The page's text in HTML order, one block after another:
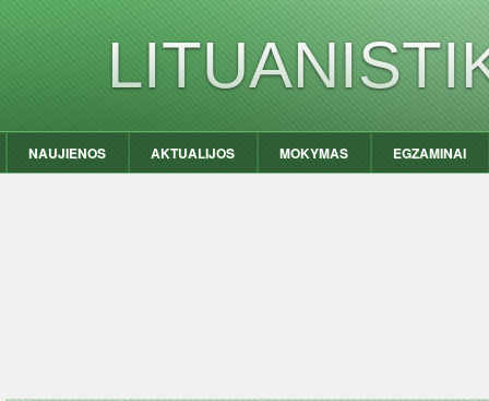
NAUJIENOS AKTUALIJOS MOKYMAS EGZAMINAI